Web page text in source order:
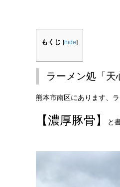
もくじ [hide]
ラーメン処「天
熊本市南区にあります、
【濃厚豚骨】 と